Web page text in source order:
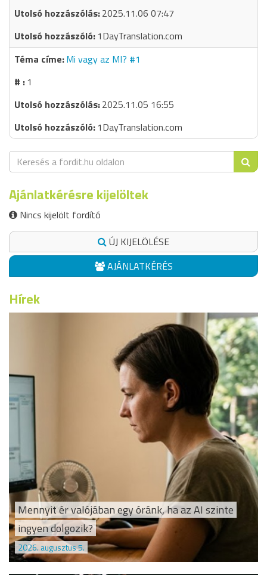
2025.11.06 07:47
1DayTranslation.com
Mi vagy az MI? #1
1
2025.11.05 16:55
1DayTranslation.com
Ajánlatkérésre kijelöltek
Nincs kijelölt fordító
ÚJ KIJELÖLÉSE
AJÁNLATKÉRÉS
Hírek
Mennyit ér valójában egy óránk, ha az AI szinte
ingyen dolgozik?
2026. augusztus 5.